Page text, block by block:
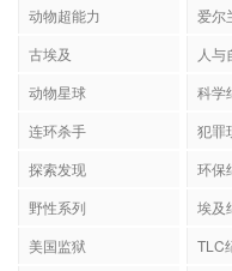
动物超能力
爱尔
古埃及
人与
动物星球
科学
连环杀手
犯罪
探索发现
环保
野性系列
埃及
美国监狱
TLC